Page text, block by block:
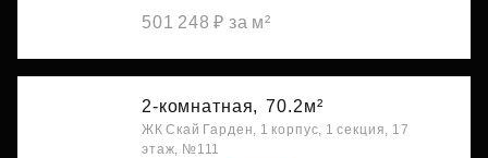
501 248 ₽ за м²
2-комнатная, 70.2м²
ЖК Скай Гарден, 1 корпус, 1 секция, 17
этаж, №111